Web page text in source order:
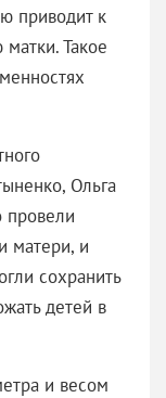
приводит к
Такое
Ольга
матери, и
сохранить
детей в
и весом